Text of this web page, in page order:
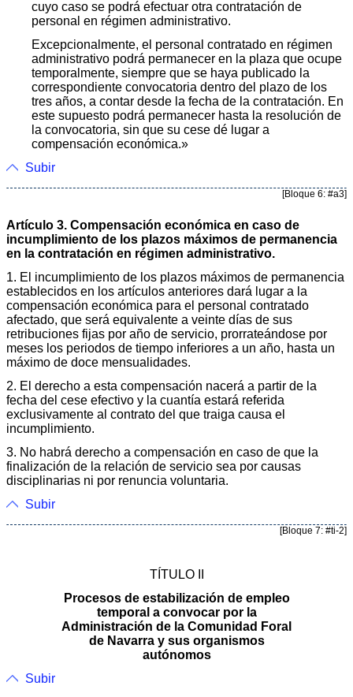
cuyo caso se podrá efectuar otra contratación de
personal en régimen administrativo.
Excepcionalmente, el personal contratado en régimen
administrativo podrá permanecer en la plaza que ocupe
temporalmente, siempre que se haya publicado la
correspondiente convocatoria dentro del plazo de los
tres años, a contar desde la fecha de la contratación. En
este supuesto podrá permanecer hasta la resolución de
la convocatoria, sin que su cese dé lugar a
compensación económica.»
Subir
[Bloque 6: #a3]
Artículo 3. Compensación económica en caso de
incumplimiento de los plazos máximos de permanencia
en la contratación en régimen administrativo.
1. El incumplimiento de los plazos máximos de permanencia
establecidos en los artículos anteriores dará lugar a la
compensación económica para el personal contratado
afectado, que será equivalente a veinte días de sus
retribuciones fijas por año de servicio, prorrateándose por
meses los periodos de tiempo inferiores a un año, hasta un
máximo de doce mensualidades.
2. El derecho a esta compensación nacerá a partir de la
fecha del cese efectivo y la cuantía estará referida
exclusivamente al contrato del que traiga causa el
incumplimiento.
3. No habrá derecho a compensación en caso de que la
finalización de la relación de servicio sea por causas
disciplinarias ni por renuncia voluntaria.
Subir
[Bloque 7: #ti-2]
TÍTULO II
Procesos de estabilización de empleo
temporal a convocar por la
Administración de la Comunidad Foral
de Navarra y sus organismos
autónomos
Subir